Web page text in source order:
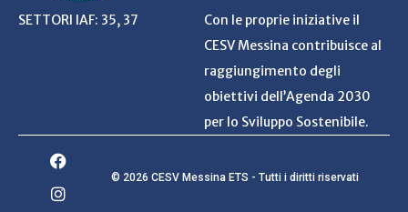
SETTORI IAF: 35, 37
Con le proprie iniziative il
CESV Messina contribuisce al
raggiungimento degli
obiettivi dell’Agenda 2030
per lo Sviluppo Sostenibile.
© 2026 CESV Messina ETS - Tutti i diritti riservati